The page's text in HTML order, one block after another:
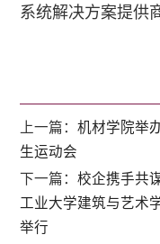
系统解决方案提供
上一篇：机材学院举
生运动会
下一篇：校企携手共
工业大学建筑与艺术
举行